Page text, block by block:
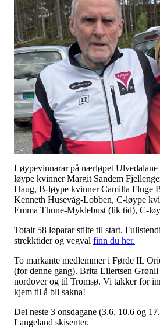
Løypevinnarar på nærløpet
løype kvinner Margit Sandem
Haug, B-løype kvinner Camilla Fluge
Kenneth Husevåg-Lobben, C-løype
Emma Thune-Myklebust (lik tid), C-
Totalt 58 løparar stilte til start.
strekktider og vegval finn du her.
To markante medlemmer i Førde IL
(for denne gang). Brita Eilertsen
nordover og til Tromsø. Vi takker for
kjem til å bli sakna!
Dei neste 3 onsdagane (3.6, 10.6 og
Langeland skisenter.